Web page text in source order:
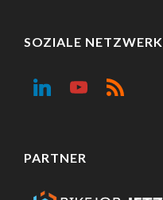
SOZIALE
PARTNER